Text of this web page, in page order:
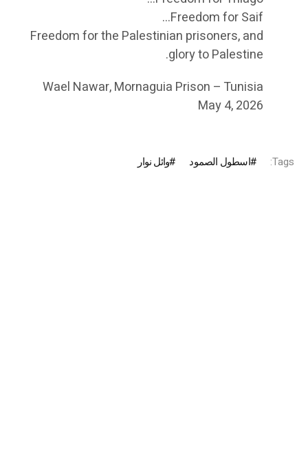
Freedom for Saif…
Freedom for the Palestinian prisoners, and
glory to Palestine.
Wael Nawar, Mornaguia Prison – Tunisia
May 4, 2026
Tags: اسطول الصمود وائل نوار